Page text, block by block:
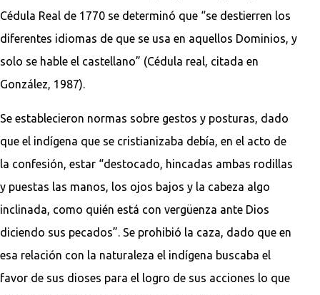
Cédula Real de 1770 se determinó que “se destierren los
diferentes idiomas de que se usa en aquellos Dominios, y
solo se hable el castellano” (Cédula real, citada en
González, 1987).
Se establecieron normas sobre gestos y posturas, dado
que el indígena que se cristianizaba debía, en el acto de
la confesión, estar “destocado, hincadas ambas rodillas
y puestas las manos, los ojos bajos y la cabeza algo
inclinada, como quién está con vergüenza ante Dios
diciendo sus pecados”. Se prohibió la caza, dado que en
esa relación con la naturaleza el indígena buscaba el
favor de sus dioses para el logro de sus acciones lo que